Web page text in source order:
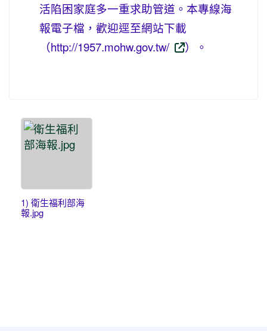
活陷困家庭多一重求助管道。本專線海
報電子檔，歡迎逕至網站下載
（http://1957.mohw.gov.tw/
）。
1) 衛生福利部海
報.jpg